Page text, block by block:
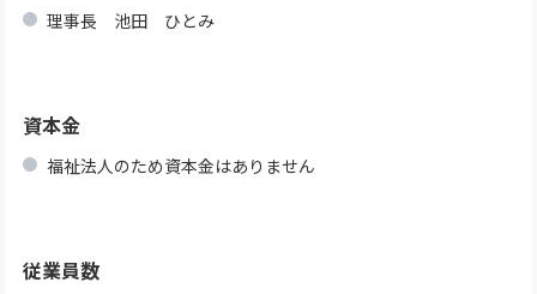
理事長 池田 ひとみ
資本金
福祉法人のため資本金はありません
従業員数